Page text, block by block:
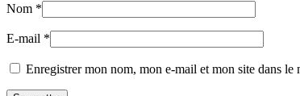
Nom *
E-mail *
Enregistrer mon nom, mon e-mail et mon site dans